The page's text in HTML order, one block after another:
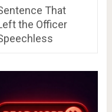
That
the Officer